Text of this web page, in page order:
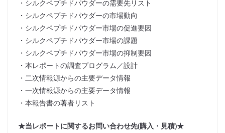
・シルクペプチドパウダーの需要先リスト
・シルクペプチドパウダーの市場動向
・シルクペプチドパウダー市場の促進要因
・シルクペプチドパウダー市場の課題
・シルクペプチドパウダー市場の抑制要因
・本レポートの調査プログラム／設計
・二次情報源からの主要データ情報
・一次情報源からの主要データ情報
・本報告書の著者リスト
★当レポートに関するお問い合わせ先(購入・見積)★